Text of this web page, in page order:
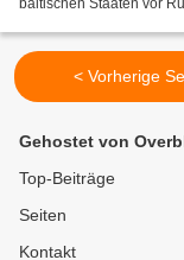
baltischen Staaten vor
< Vorherige
Gehostet von
Top-Beiträge
Seiten
Kontakt